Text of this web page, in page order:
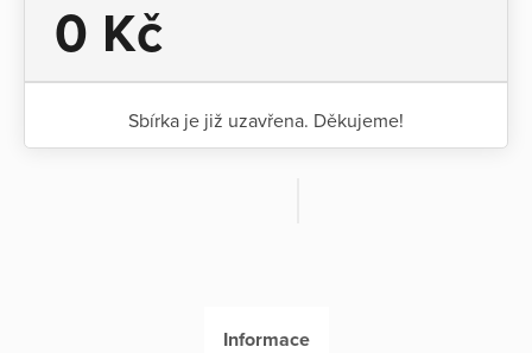
0 Kč
Sbírka je již uzavřena. Děkujeme!
Informace